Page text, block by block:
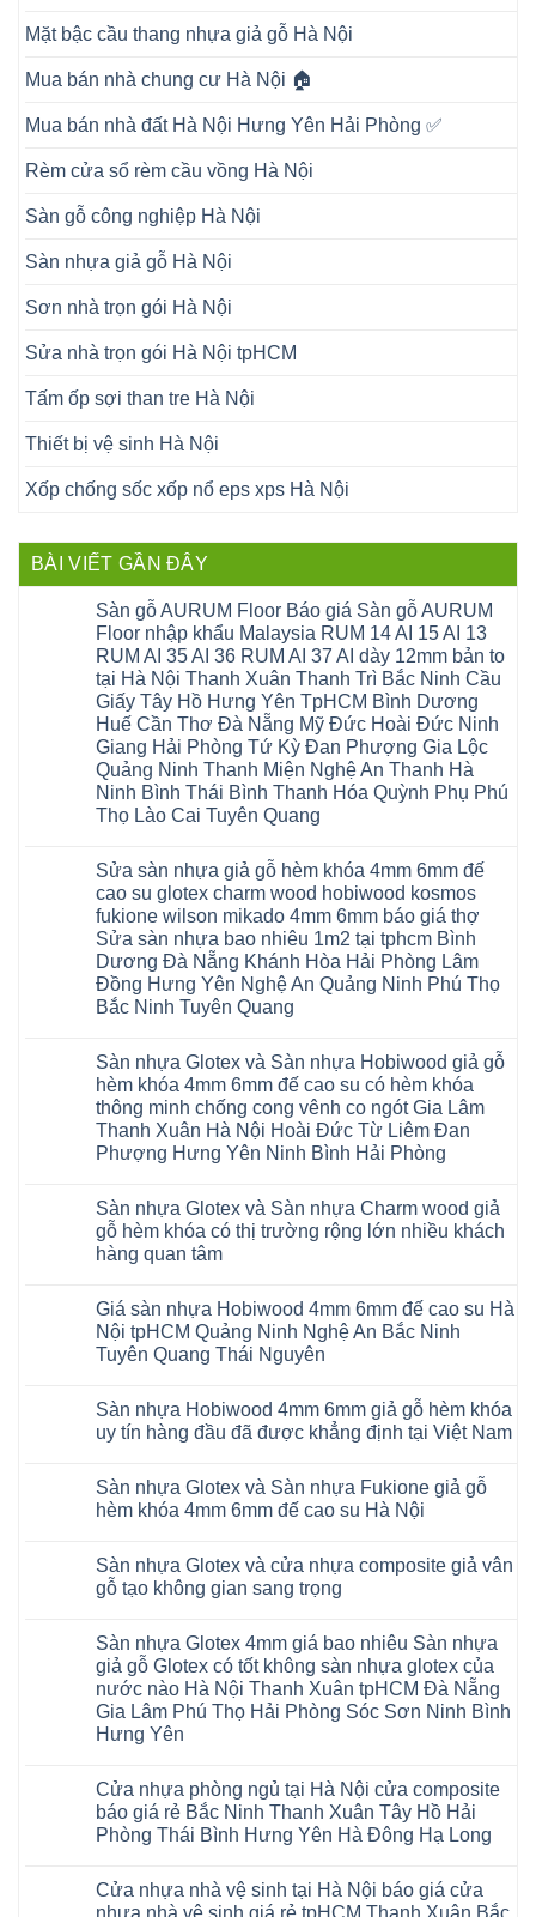
Mặt bậc cầu thang nhựa giả gỗ Hà Nội
Mua bán nhà chung cư Hà Nội 🏠
Mua bán nhà đất Hà Nội Hưng Yên Hải Phòng ✅
Rèm cửa sổ rèm cầu vồng Hà Nội
Sàn gỗ công nghiệp Hà Nội
Sàn nhựa giả gỗ Hà Nội
Sơn nhà trọn gói Hà Nội
Sửa nhà trọn gói Hà Nội tpHCM
Tấm ốp sợi than tre Hà Nội
Thiết bị vệ sinh Hà Nội
Xốp chống sốc xốp nổ eps xps Hà Nội
BÀI VIẾT GẦN ĐÂY
Sàn gỗ AURUM Floor Báo giá Sàn gỗ AURUM
Floor nhập khẩu Malaysia RUM 14 AI 15 AI 13
RUM AI 35 AI 36 RUM AI 37 AI dày 12mm bản to
tại Hà Nội Thanh Xuân Thanh Trì Bắc Ninh Cầu
Giấy Tây Hồ Hưng Yên TpHCM Bình Dương
Huế Cần Thơ Đà Nẵng Mỹ Đức Hoài Đức Ninh
Giang Hải Phòng Tứ Kỳ Đan Phượng Gia Lộc
Quảng Ninh Thanh Miện Nghệ An Thanh Hà
Ninh Bình Thái Bình Thanh Hóa Quỳnh Phụ Phú
Thọ Lào Cai Tuyên Quang
bình
luận
ở
Sàn
gỗ
AURUM
Floor
Báo
giá
Sàn
Floor
nhập
khẩu
Malaysia
14
AI
RUM
AI
35
AI
AI
37
AI
dày
12mm
to
tại
Hà
Nội
Xuân
Thanh
Trì
Cầu
Giấy
Tây
Hồ
Yên
TpHCM
Bình
Dương
Huế
Cần
Thơ
Đà
Đức
Hoài
Đức
Ninh
Phòng
Tứ
Kỳ
Sửa sàn nhựa giả gỗ hèm khóa 4mm 6mm đế
cao su glotex charm wood hobiwood kosmos
fukione wilson mikado 4mm 6mm báo giá thợ
Sửa sàn nhựa bao nhiêu 1m2 tại tphcm Bình
Dương Đà Nẵng Khánh Hòa Hải Phòng Lâm
Đồng Hưng Yên Nghệ An Quảng Ninh Phú Thọ
Bắc Ninh Tuyên Quang
bình
luận
ở
Sửa
sàn
nhựa
giả
khóa
4mm
6mm
đế
cao
charm
wood
hobiwood
kosmos
mikado
4mm
6mm
thợ
Sửa
sàn
nhiêu
1m2
tại
Dương
Đà
Nẵng
Khánh
Hải
Phòng
Hưng
Yên
Nghệ
An
Quảng
Thọ
Bắc
Sàn nhựa Glotex và Sàn nhựa Hobiwood giả gỗ
hèm khóa 4mm 6mm đế cao su có hèm khóa
thông minh chống cong vênh co ngót Gia Lâm
Thanh Xuân Hà Nội Hoài Đức Từ Liêm Đan
Phượng Hưng Yên Ninh Bình Hải Phòng
bình
luận
ở
Sàn
và
Sàn
nhựa
Hobiwood
giả
khóa
4mm
6mm
su
có
hèm
minh
chống
cong
ngót
Gia
Lâm
Thanh
Xuân
Hà
Nội
Từ
Liêm
Đan
Phượng
Bình
Hải
Sàn nhựa Glotex và Sàn nhựa Charm wood giả
gỗ hèm khóa có thị trường rộng lớn nhiều khách
hàng quan tâm
bình
luận
ở
Sàn
và
Sàn
nhựa
giả
gỗ
hèm
thị
trường
rộng
khách
hàng
quan
tâm
Giá sàn nhựa Hobiwood 4mm 6mm đế cao su Hà
Nội tpHCM Quảng Ninh Nghệ An Bắc Ninh
Tuyên Quang Thái Nguyên
bình
luận
ở
nhựa
Hobiwood
4mm
cao
Hà
Quảng
Ninh
Nghệ
An
Bắc
Ninh
Tuyên
Nguyên
Sàn nhựa Hobiwood 4mm 6mm giả gỗ hèm khóa
uy tín hàng đầu đã được khẳng định tại Việt Nam
bình
luận
ở
Hobiwood
4mm
6mm
hèm
khóa
uy
tín
hàng
đầu
đã
định
tại
Việt
Nam
Sàn nhựa Glotex và Sàn nhựa Fukione giả gỗ
hèm khóa 4mm 6mm đế cao su Hà Nội
bình
luận
ở
Glotex
Sàn
nhựa
Fukione
giả
gỗ
4mm
6mm
đế
cao
su
Sàn nhựa Glotex và cửa nhựa composite giả vân
gỗ tạo không gian sang trọng
bình
luận
ở
Sàn
nhựa
Glotex
và
composite
giả
vân
gỗ
tạo
sang
trọng
Sàn nhựa Glotex 4mm giá bao nhiêu Sàn nhựa
giả gỗ Glotex có tốt không sàn nhựa glotex của
nước nào Hà Nội Thanh Xuân tpHCM Đà Nẵng
Gia Lâm Phú Thọ Hải Phòng Sóc Sơn Ninh Bình
Hưng Yên
bình
luận
ở
Sàn
4mm
giá
bao
Cửa nhựa phòng ngủ tại Hà Nội cửa composite
báo giá rẻ Bắc Ninh Thanh Xuân Tây Hồ Hải
Phòng Thái Bình Hưng Yên Hà Đông Hạ Long
bình
luận
Cửa nhựa nhà vệ sinh tại Hà Nội báo giá cửa